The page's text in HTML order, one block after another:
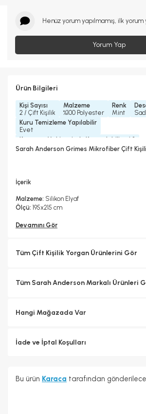
Henüz yorum yapılmamış, ilk yorum
Yorum Yap
Ürün Bilgileri
Kişi Sayısı
2 / Çift Kişilik
Malzeme
%100 Polyester
Renk
Mint
Kuru Temizleme Yapılabilir
Evet
Kurutma Makinesinde Kurutulabilir mi ?
Evet
Düz
Sarah Anderson Grimes Mikrofiber Çift
İçerik
Malzeme: Silikon Elyaf
Ölçü: 195x215 cm
Devamını Gör
Tüm Çift Kişilik Yorgan Ürünlerini Gör
Tüm Sarah Anderson Markalı Ürünleri
Hangi Mağazada Var
İade ve İptal Koşulları
Bu ürün Karaca tarafından